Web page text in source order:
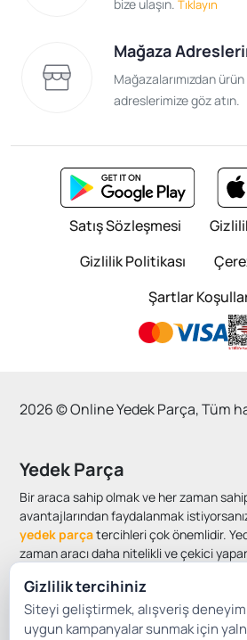
bize ulaşın. Tıklayın
Mağaza
Mağazalarımızdan
adreslerimize göz atın.
Satış Sözleşmesi
Gizlilik Politikası
Şartlar
2026 © Online Yedek Parça, Tüm
Yedek Parça
Bir araca sahip olmak ve her zaman
avantajlarından faydalanmak
yedek parçatercihleri çok önemlidir.
zaman aracı daha nitelikli ve çekici
ihtiyacınız düşünülerek hazırlanmış olan
araçların ihtiyacı için çözüm oluşturacak
çıkıyor. Bunun her zaman müşteriler
Gizlilik tercihiniz
Siteyi geliştirmek, alışveriş
uygun kampanyalar sunmak için